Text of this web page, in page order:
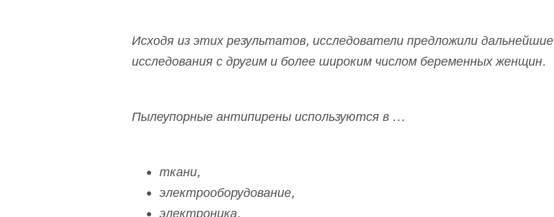
Исходя из этих результатов, исследователи предложили дальнейшие
исследования с другим и более широким числом беременных женщин.
Пылеупорные антипирены используются в …
ткани,
электрооборудование,
электроника,